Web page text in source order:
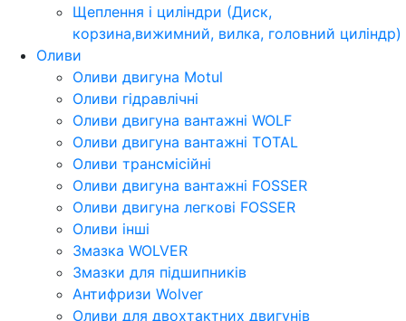
Щеплення і циліндри (Диск,
корзина,вижимний, вилка, головний циліндр)
Оливи
Оливи двигуна Motul
Оливи гідравлічні
Оливи двигуна вантажні WOLF
Оливи двигуна вантажні TOTAL
Оливи трансмісійні
Оливи двигуна вантажні FOSSER
Оливи двигуна легкові FOSSER
Оливи інші
Змазка WOLVER
Змазки для підшипників
Антифризи Wolver
Оливи для двохтактних двигунів